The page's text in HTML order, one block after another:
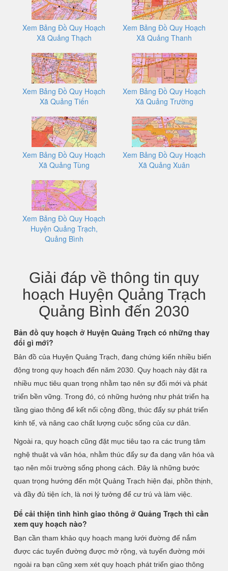
Xem Bảng Đồ Quy Hoạch
Xã Quảng Thạch
Xem Bảng Đồ Quy Hoạch
Xã Quảng Thanh
Xem Bảng Đồ Quy Hoạch
Xã Quảng Tiến
Xem Bảng Đồ Quy Hoạch
Xã Quảng Trường
Xem Bảng Đồ Quy Hoạch
Xã Quảng Tùng
Xem Bảng Đồ Quy Hoạch
Xã Quảng Xuân
Xem Bảng Đồ Quy Hoạch
Huyện Quảng Trạch,
Quảng Bình
Giải đáp về thông tin quy
hoạch Huyện Quảng Trạch
Quảng Bình đến 2030
Bản đồ quy hoạch ở Huyện Quảng Trạch có những thay
đổi gì mới?
Bản đồ của Huyện Quảng Trạch, đang chứng kiến nhiều biến
động trong quy hoạch đến năm 2030. Quy hoạch này đặt ra
nhiều mục tiêu quan trọng nhằm tạo nên sự đổi mới và phát
triển bền vững. Trong đó, có những hướng như phát triển hạ
tầng giao thông để kết nối cộng đồng, thúc đẩy sự phát triển
kinh tế, và nâng cao chất lượng cuộc sống của cư dân.
Ngoài ra, quy hoạch cũng đặt mục tiêu tạo ra các trung tâm
nghệ thuật và văn hóa, nhằm thúc đẩy sự đa dạng văn hóa và
tạo nên môi trường sống phong cách. Đây là những bước
quan trọng hướng đến một Quảng Trạch hiện đại, phồn thịnh,
và đầy đủ tiện ích, là nơi lý tưởng để cư trú và làm việc.
Để cải thiện tình hình giao thông ở Quảng Trạch thì cần
xem quy hoạch nào?
Bạn cần tham khảo quy hoạch mạng lưới đường để nắm
được các tuyến đường được mở rộng, và tuyến đường mới
ngoài ra bạn cũng xem xét quy hoạch phát triển giao thông